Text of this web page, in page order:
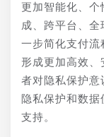
更加智能化、
成、跨平台、
一步简化支付流
形成更加高效
者对隐私保护意
隐私保护和数
支持。